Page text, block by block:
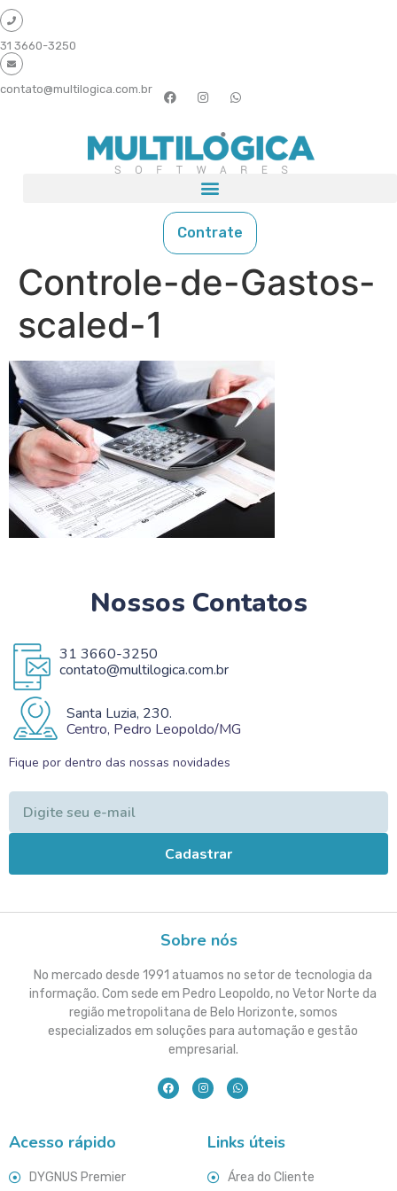
31 3660-3250
contato@multilogica.com.br
Contrate
Controle-de-Gastos-
scaled-1
Nossos Contatos
31 3660-3250
contato@multilogica.com.br
Santa Luzia, 230.
Centro, Pedro Leopoldo/MG
Fique por dentro das nossas novidades
Cadastrar
Sobre nós
No mercado desde 1991 atuamos no setor de tecnologia da
informação. Com sede em Pedro Leopoldo, no Vetor Norte da
região metropolitana de Belo Horizonte, somos
especializados em soluções para automação e gestão
empresarial.
Acesso rápido
DYGNUS Premier
Links úteis
Área do Cliente